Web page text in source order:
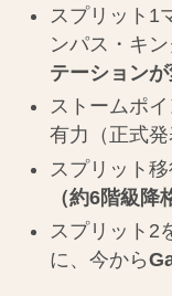
スプリット1
ンパス・キ
テーション
ストームポ
有力（正式発
スプリット
（約6階級降
スプリット2
に、今から